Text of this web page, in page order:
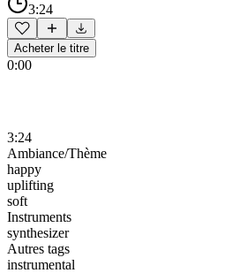
3:24
Acheter le titre
0:00
3:24
Ambiance/Thème
happy
uplifting
soft
Instruments
synthesizer
Autres tags
instrumental